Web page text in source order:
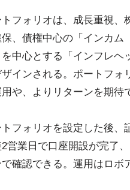
フォリオは、成長重視
保、債権中心の「インカ
を中心とする「インフレ
ザインされる。ポートフォ
や、よりリターンを期待
フォリオを設定した後、
営業日で口座開設が完了
確認できる。運用はロボ